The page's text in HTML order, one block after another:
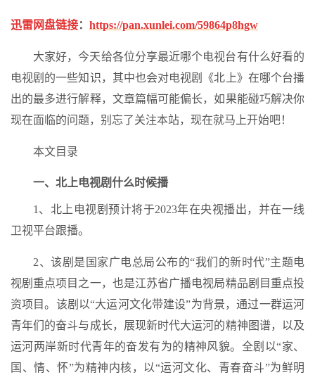
迅雷网盘链接： https://pan.xunlei.com/59864p8hgw
大家好，今天给各位分享最近哪个电视台有什么好看的
电视剧的一些知识，其中也会对电视剧《北上》在哪个台播
出的最多进行解释，文章篇幅可能偏长，如果能碰巧解决你
现在面临的问题，别忘了关注本站，现在就马上开始吧！
本文目录
一、北上电视剧什么时候播
1、北上电视剧预计将于2023年在央视播出，并在一线
卫视平台跟播。
2、该剧是国家广电总局公布的“我们的新时代”主题电
视剧重点项目之一，也是江苏省广播电视局精品剧目重点投
资项目。该剧以“大运河文化带建设”为背景，通过一群运河
青年们的奋斗与成长，展现新时代大运河的精神图谱，以及
运河两岸新时代青年的奋发有为的精神风貌。全剧以“家、
国、情、怀”为精神内核，以“运河文化、青春奋斗”为鲜明